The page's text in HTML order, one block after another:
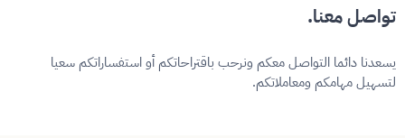
تواصل معنا.
يسعدنا دائما التواصل معكم ونرحب باقتراحاتكم أو استفساراتكم سعيا
لتسهيل مهامكم ومعاملاتكم.